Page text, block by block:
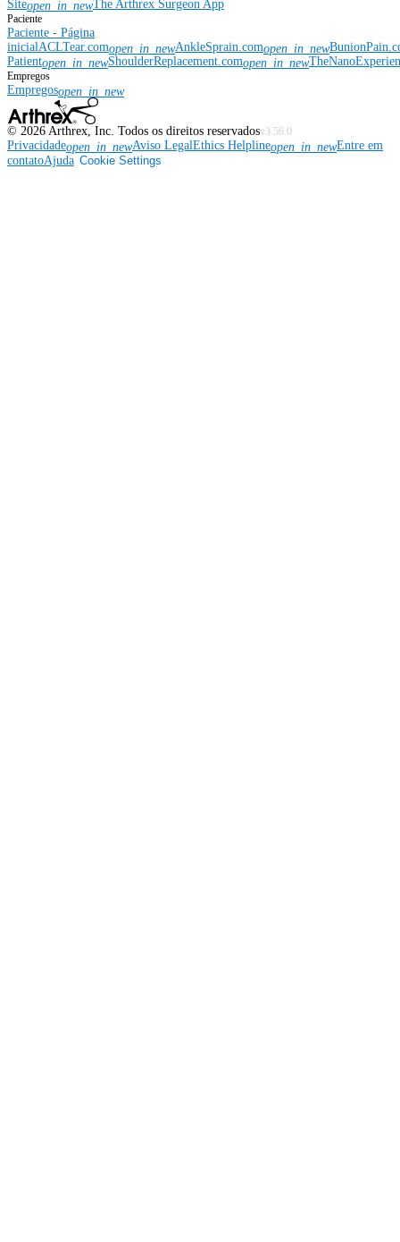
Siteopen_in_newThe Arthrex Surgeon App
Paciente
Paciente - Página
inicialACLTear.comopen_in_newAnkleSprain.comopen_in_new
Patientopen_in_newShoulderReplacement.comopen_in_new
Empregos
Empregosopen_in_new
© 2026 Arthrex, Inc. Todos os direitos reservadosv3.56.0
Privacidadeopen_in_newAviso LegalEthics Helplineopen_in_newEntre em
contatoAjuda Cookie Settings